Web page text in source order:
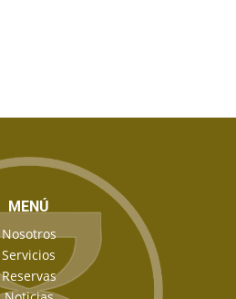
MENÚ
Nosotros
Servicios
Reservas